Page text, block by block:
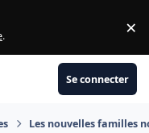
. ×
Se connecter
Les nouvelles familles